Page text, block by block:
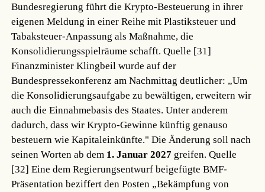
Bundesregierung führt die Krypto-Besteuerung in ihrer
eigenen Meldung in einer Reihe mit Plastiksteuer und
Tabaksteuer-Anpassung als Maßnahme, die
Konsolidierungsspielräume schafft.Quelle [31]
Finanzminister Klingbeil wurde auf der
Bundespressekonferenz am Nachmittag deutlicher: „Um
die Konsolidierungsaufgabe zu bewältigen, erweitern wir
auch die Einnahmebasis des Staates. Unter anderem
dadurch, dass wir Krypto-Gewinne künftig genauso
besteuern wie Kapitaleinkünfte." Die Änderung soll nach
seinen Worten ab dem 1. Januar 2027 greifen.Quelle
[32] Eine dem Regierungsentwurf beigefügte BMF-
Präsentation beziffert den Posten „Bekämpfung von